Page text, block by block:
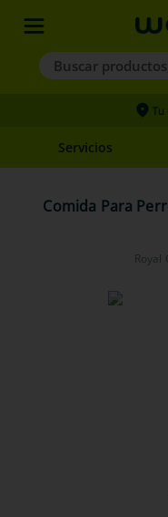
Buscar productos,
Términos más
2.
hills
.
nexgard
Tu
Servicios
Comida Para
Royal